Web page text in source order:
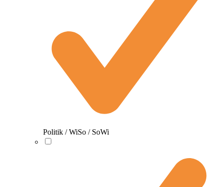
Politik / WiSo / SoWi